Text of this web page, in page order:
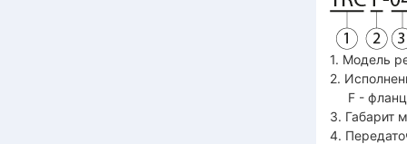
1. Модель
2.
F -
3. Габарит
4.